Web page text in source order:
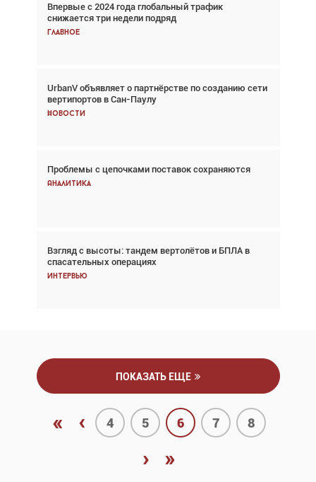
Впервые с 2024 года глобальный трафик
снижается три недели подряд
Главное
UrbanV объявляет о партнёрстве по созданию сети
вертипортов в Сан-Паулу
Новости
Проблемы с цепочками поставок сохраняются
Аналитика
Взгляд с высоты: тандем вертолётов и БПЛА в
спасательных операциях
Интервью
Взгляд с высоты: тандем вертолётов и БПЛА в
спасательных операциях
Главное
Авиационный фотограф Дэйв Кох: «Фотография
говорит сама за себя... а ИИ всё портит»
Новости
Впервые с 2024 года глобальный трафик
снижается три недели подряд
Частный самолёт – это актив. Подходите к
покупке соответствующим образом
Интервью
ПОКАЗАТЬ ЕЩЕ
« ‹ 4 5 6 7 8
› »